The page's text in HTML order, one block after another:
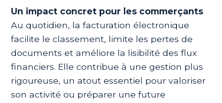
Un impact concret pour les commerçants
Au quotidien, la facturation électronique
facilite le classement, limite les pertes de
documents et améliore la lisibilité des flux
financiers. Elle contribue à une gestion plus
rigoureuse, un atout essentiel pour valoriser
son activité ou préparer une future